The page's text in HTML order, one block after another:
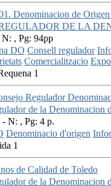
Denominacion de
DE LA
, Pg: 94pp
DO Consell regulador
Comercialitzacio
1
Regulador
de la Denominacion
N: , Pg: 4 p.
Denominacio d'origen
1
de Calidad de Toledo
de la Denominacion